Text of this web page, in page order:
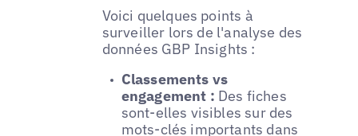
Voici quelques points à
surveiller lors de l'analyse des
données GBP Insights :
Classements vs
engagement : Des fiches
sont-elles visibles sur des
mots-clés importants dans